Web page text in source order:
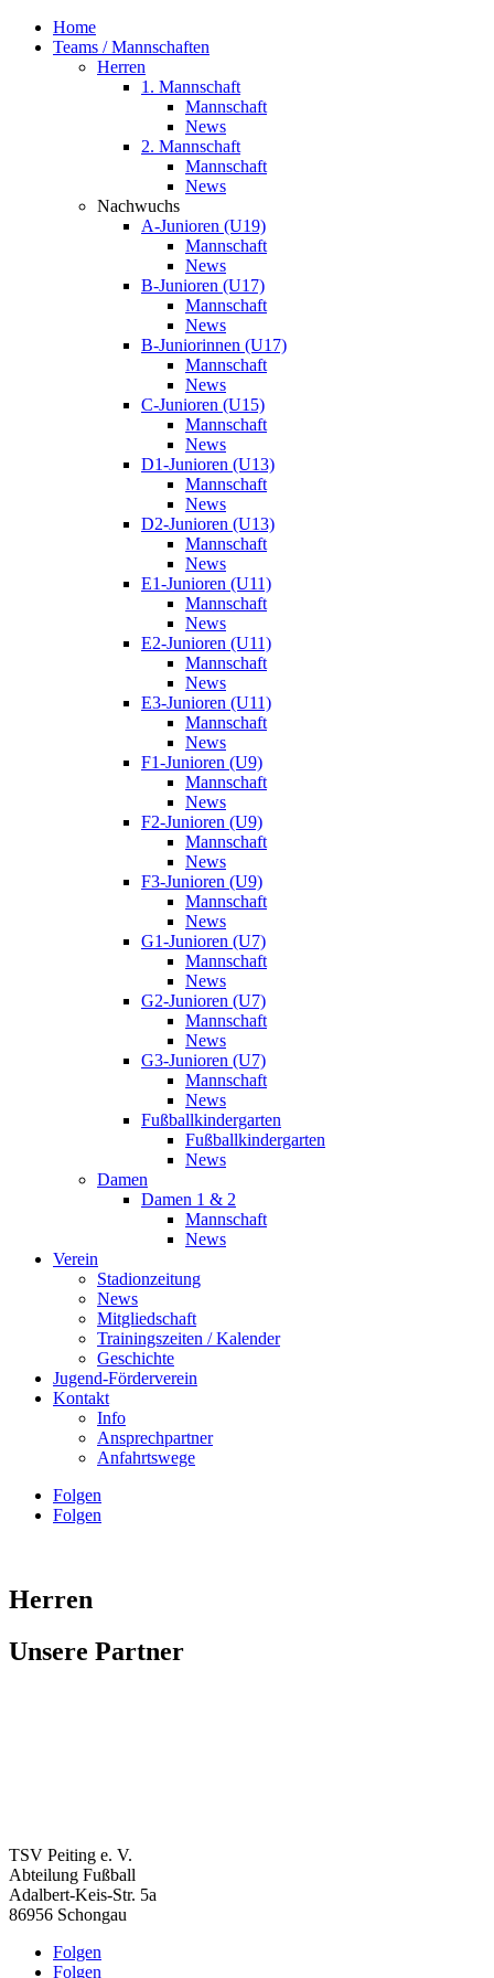
Home
Teams / Mannschaften
Herren
1. Mannschaft
Mannschaft
News
2. Mannschaft
Mannschaft
News
Nachwuchs
A-Junioren (U19)
Mannschaft
News
B-Junioren (U17)
Mannschaft
News
B-Juniorinnen (U17)
Mannschaft
News
C-Junioren (U15)
Mannschaft
News
D1-Junioren (U13)
Mannschaft
News
D2-Junioren (U13)
Mannschaft
News
E1-Junioren (U11)
Mannschaft
News
E2-Junioren (U11)
Mannschaft
News
E3-Junioren (U11)
Mannschaft
News
F1-Junioren (U9)
Mannschaft
News
F2-Junioren (U9)
Mannschaft
News
F3-Junioren (U9)
Mannschaft
News
G1-Junioren (U7)
Mannschaft
News
G2-Junioren (U7)
Mannschaft
News
G3-Junioren (U7)
Mannschaft
News
Fußballkindergarten
Fußballkindergarten
News
Damen
Damen 1 & 2
Mannschaft
News
Verein
Stadionzeitung
News
Mitgliedschaft
Trainingszeiten / Kalender
Geschichte
Jugend-Förderverein
Kontakt
Info
Ansprechpartner
Anfahrtswege
Folgen
Folgen
Herren
Unsere Partner
TSV Peiting e. V.
Abteilung Fußball
Adalbert-Keis-Str. 5a
86956 Schongau
Folgen
Folgen